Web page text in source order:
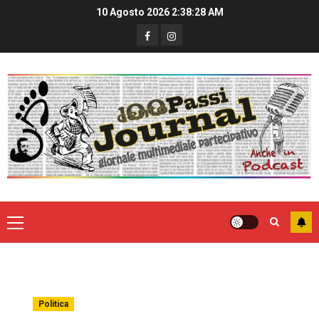
10 Agosto 2026 2:38:28 AM
Politica